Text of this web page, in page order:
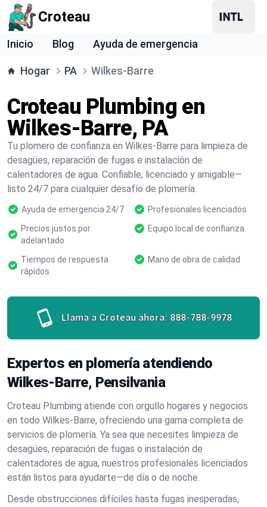
Croteau
Inicio Blog Ayuda de emergencia
Hogar PA Wilkes-Barre
Croteau Plumbing en
Wilkes-Barre, PA
Tu plomero de confianza en Wilkes-Barre para limpieza de
desagües, reparación de fugas e instalación de
calentadores de agua. Confiable, licenciado y amigable—
listo 24/7 para cualquier desafío de plomería.
Ayuda de emergencia 24/7
Profesionales licenciados
Precios justos por
adelantado
Equipo local de confianza
Tiempos de respuesta
rápidos
Mano de obra de calidad
Llama a Croteau ahora: 888-788-9978
Expertos en plomería atendiendo
Wilkes-Barre, Pensilvania
Croteau Plumbing atiende con orgullo hogares y negocios
en todo Wilkes-Barre, ofreciendo una gama completa de
servicios de plomería. Ya sea que necesites limpieza de
desagües, reparación de fugas o instalación de
calentadores de agua, nuestros profesionales licenciados
están listos para ayudarte—de día o de noche.
Desde obstrucciones difíciles hasta fugas inesperadas,